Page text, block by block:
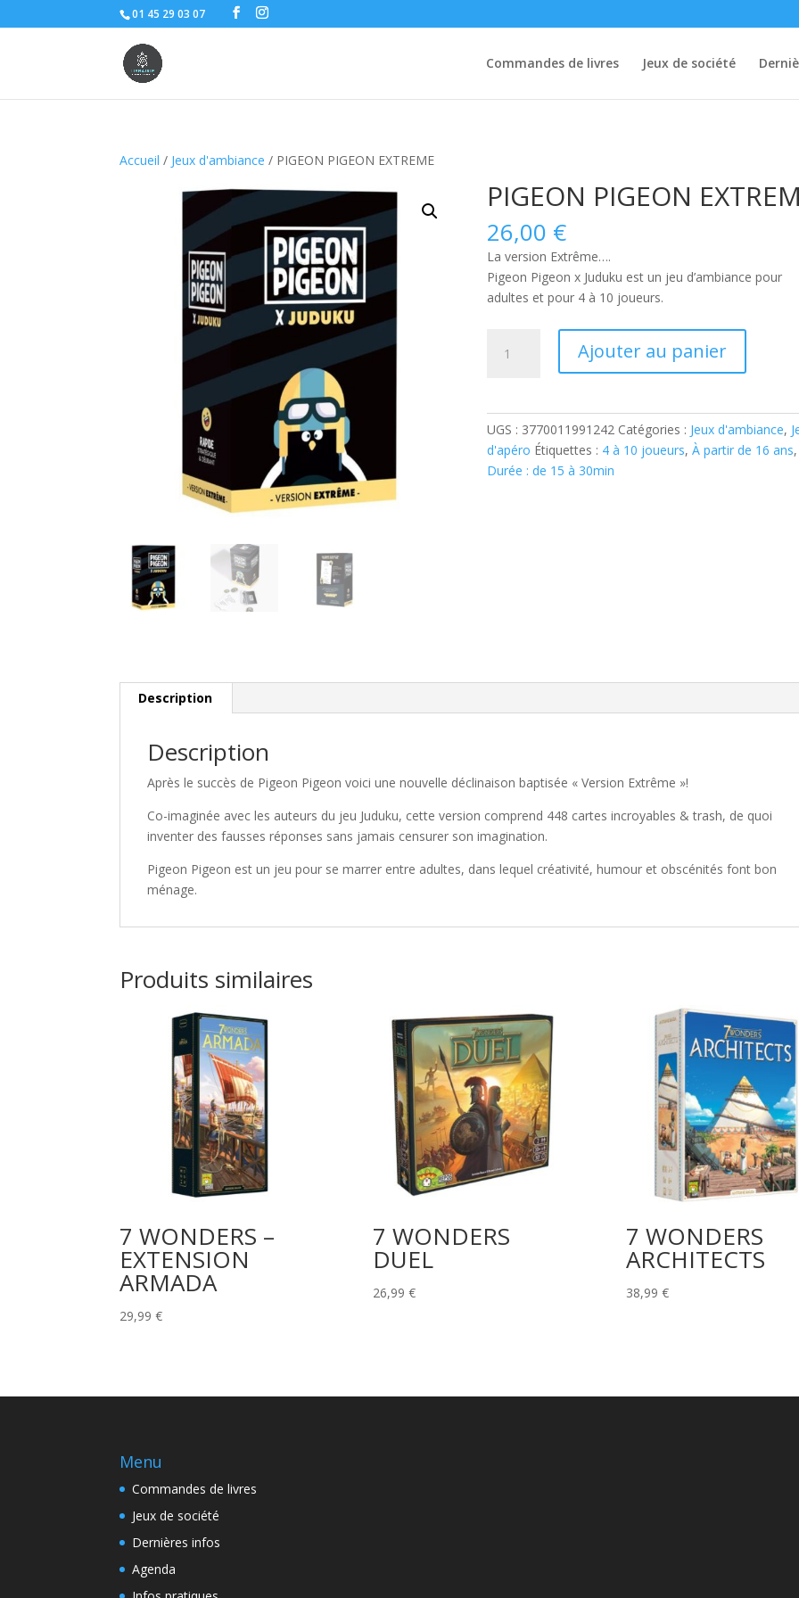
01 45 29 03 07
Commandes de livres Jeux de société
Accueil / Jeux d'ambiance / PIGEON PIGEON EXTREME
PIGEON PIGEON
26,00 €
La version Extrême….
Pigeon Pigeon x Juduku est un jeu d’ambiance pour
adultes et pour 4 à 10 joueurs.
Ajouter au panier
UGS : 3770011991242 Catégories : Jeux d'ambiance,
d'apéro Étiquettes : 4 à 10 joueurs,À partir de 16 ans,
Durée : de 15 à 30min
Description
Description
Après le succès de Pigeon Pigeon voici une nouvelle déclinaison baptisée « Version Extrême »!
Co-imaginée avec les auteurs du jeu Juduku, cette version comprend 448 cartes incroyables & trash, de quoi
inventer des fausses réponses sans jamais censurer son imagination.
Pigeon Pigeon est un jeu pour se marrer entre adultes, dans lequel créativité, humour et obscénités font bon
ménage.
Produits similaires
7 WONDERS –
EXTENSION
ARMADA
29,99€
7 WONDERS
DUEL
26,99 €
7 WONDERS
ARCHITECTS
38,99 €
Menu
Commandes de livres
Jeux de société
Dernières infos
Agenda